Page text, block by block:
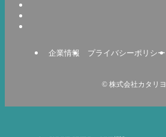
企業情報 プライバシーポリシー
© 株式会社カタリヨ